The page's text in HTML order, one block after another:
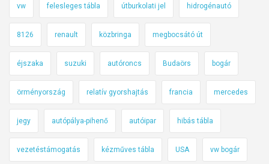
vw felesleges tábla útburkolati jel hidrogénautó
8126 renault közbringa megbocsátó út
éjszaka suzuki autóroncs Budaörs bogár
örményország relatív gyorshajtás francia mercedes
jegy autópálya-pihenő autóipar hibás tábla
vezetéstámogatás kézműves tábla USA vw bogár